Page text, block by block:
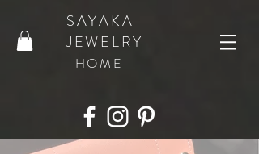
SAYAKA
JEWELRY
​-HOME-